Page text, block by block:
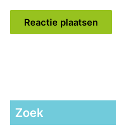
Zoek